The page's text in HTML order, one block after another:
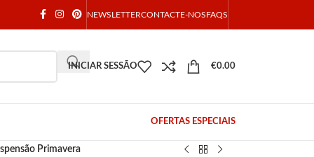
NEWSLETTERCONTACTE-NOSFAQS
INICIAR SESSÃO €0.00
OFERTAS ESPECIAIS
Primavera